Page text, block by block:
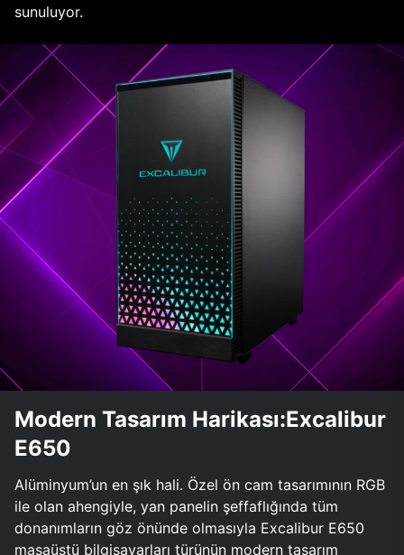
sunuluyor.
Modern Tasarım Harikası:Excalibur
E650
Alüminyum’un en şık hali. Özel ön cam tasarımının RGB
ile olan ahengiyle, yan panelin şeffaflığında tüm
donanımların göz önünde olmasıyla Excalibur E650
masaüstü bilgisayarları türünün modern tasarım